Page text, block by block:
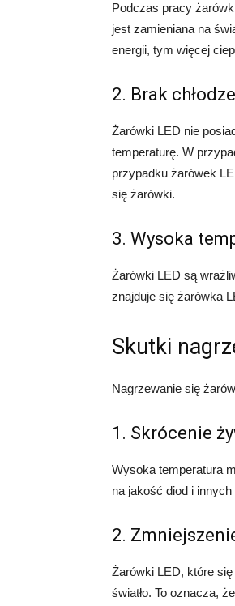
Podczas pracy
jest zamieniana na
energii, tym więcej
2. Brak
Żarówki LED nie
temperaturę. W
przypadku żarówek
się żarówki.
3. Wysoka
Żarówki LED są
znajduje się żarówka
Skutki
Nagrzewanie się
1. Skrócenie
Wysoka temperatura
na jakość diod i
2.
Żarówki LED, które
światło. To oznacza,